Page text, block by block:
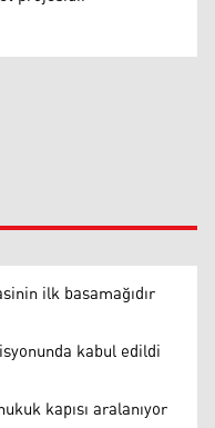
ilk basamağıdır
kabul edildi
kapısı aralanıyor